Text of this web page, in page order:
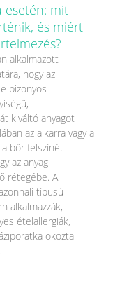
esetén: mit
és miért
alkalmazott
hogy az
bizonyos
kiváltó anyagot
az alkarra vagy a
bőr felszínét
az anyag
rétegébe. A
típusú
alkalmazzák,
ételallergiák,
okozta